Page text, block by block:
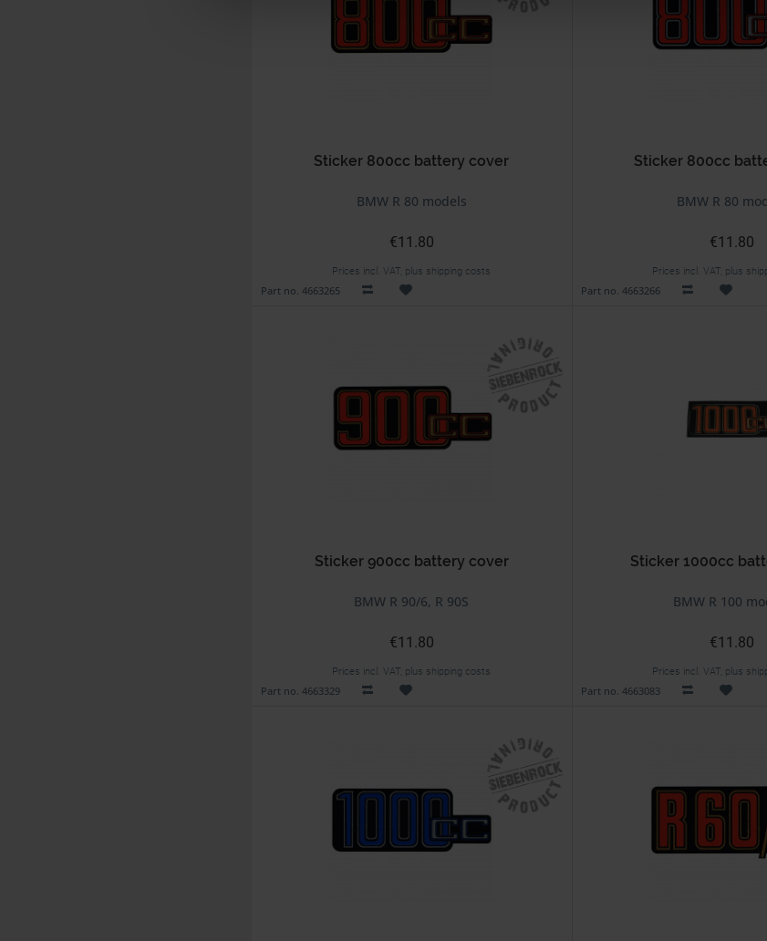
Sticker 800cc battery cover
BMW R 80 models
€11.80
Prices incl. VAT, plus shipping costs
Part no. 4663265
Sticker 800cc
BMW R 80
€11.80
Prices incl. VAT, plus
Part no. 4663266
Sticker 900cc battery cover
BMW R 90/6, R 90S
€11.80
Prices incl. VAT, plus shipping costs
Part no. 4663329
Sticker 1000cc
BMW R 100
€11.80
Prices incl. VAT, plus
Part no. 4663083